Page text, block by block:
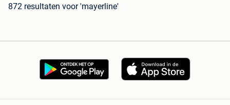
872 resultaten voor 'mayerline'